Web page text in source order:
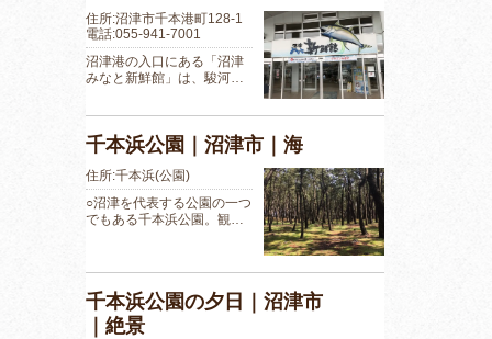
住所:沼津市千本港町128-1
電話:055-941-7001
沼津港の入口にある「沼津
みなと新鮮館」は、駿河…
千本浜公園｜沼津市｜海
住所:千本浜(公園)
○沼津を代表する公園の一つ
でもある千本浜公園。観…
千本浜公園の夕日｜沼津市
｜絶景